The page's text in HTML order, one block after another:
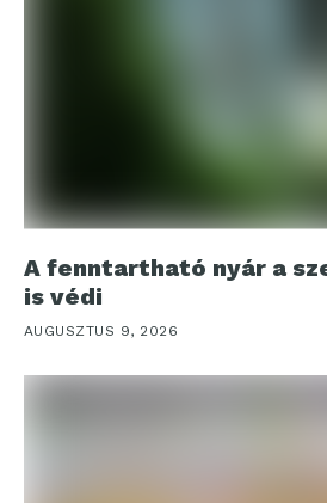
A fenntartható nyár a
is védi
AUGUSZTUS 9, 2026